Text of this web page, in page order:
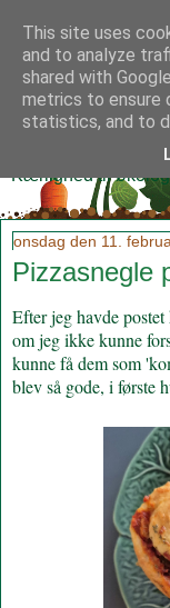
Kærlighed til
onsdag den 11.
Pizzasnegle
Efter jeg havde
om jeg ikke kunne
kunne få dem som
blev så gode, i første
This site uses
and to analyze
shared with
metrics to ensure
statistics, and to